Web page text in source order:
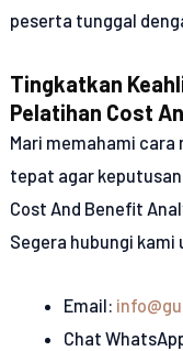
peserta tunggal
Tingkatkan
Pelatihan Cost
Mari memahami
tepat agar
Cost And Benefit
Segera hubungi
Email:
Chat